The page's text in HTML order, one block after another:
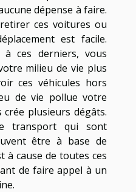
dépense à faire.
ces voitures ou
est facile.
ces derniers, vous
milieu de vie plus
ces véhicules hors
de vie pollue votre
plusieurs dégâts.
transport qui sont
être à base de
à cause de toutes ces
de faire appel à un